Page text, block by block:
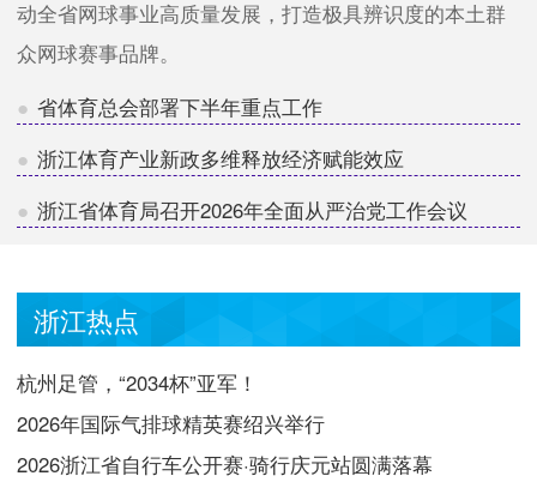
动全省网球事业高质量发展，打造极具辨识度的本土群
众网球赛事品牌。
省体育总会部署下半年重点工作
浙江体育产业新政多维释放经济赋能效应
浙江省体育局召开2026年全面从严治党工作会议
浙江热点
杭州足管，“2034杯”亚军！
2026年国际气排球精英赛绍兴举行
2026浙江省自行车公开赛·骑行庆元站圆满落幕